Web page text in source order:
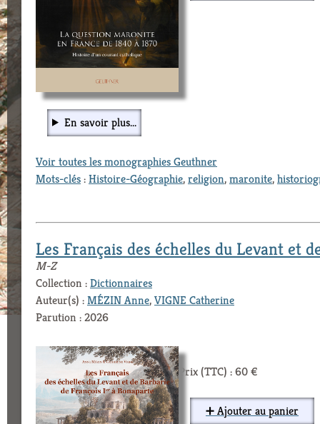
En savoir plus...
Voir toutes les monographies Geuthner
Mots-clés:Histoire-Géographie,religion,maronite,
Les Français des échelles du Levant et
M-Z
Collection :Dictionnaires
Auteur(s) :MÉZIN Anne,VIGNE Catherine
Parution : 2026
Prix (TTC) : 60 €
➕ Ajouter au panier